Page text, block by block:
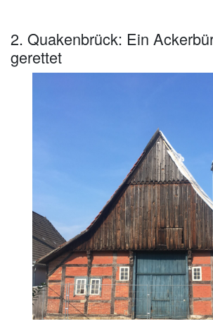
2. Quakenbrück: Ein
gerettet